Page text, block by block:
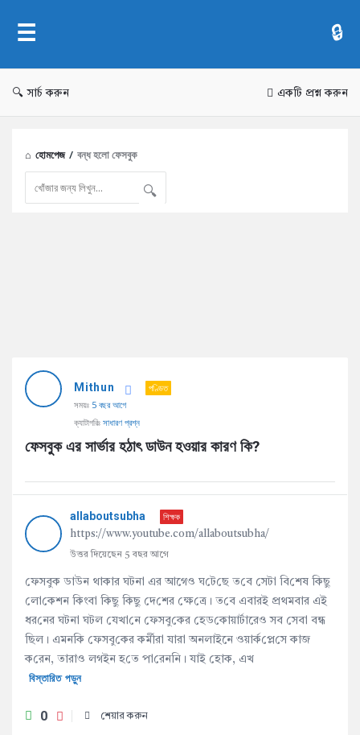
সার্চ করুন একটি প্রশ্ন করুন
হোমপেজ / বন্ধ হলো ফেসবুক
AddaBuzz.net
Latest
Mithun
পণ্ডিত
সময়ঃ 5 বছর আগে
ক্যাটাগরিঃ সাধারণ প্রশ্ন
ফেসবুক এর সার্ভার হঠাৎ ডাউন হওয়ার কারণ কি?
allaboutsubha শিক্ষক
https://www.youtube.com/allaboutsubha/
উত্তর দিয়েছেন 5 বছর আগে
ফেসবু‌ক ডাউন থাকার ঘটনা এর আগেও ঘ‌টে‌ছে ত‌বে সেটা বি‌শেষ কিছু
লো‌কেশন কিংবা কিছু কিছু দে‌শের ক্ষে‌ত্রে। ত‌বে এবারই প্রথমবার এই
ধর‌নের ঘটনা ঘট‌ল যেখা‌নে ফেসবু‌কের হেড‌কোয়ার্টারেও সব সেবা বন্ধ
ছিল। এমন‌কি ফেসবু‌কের কর্মীরা যারা অনলাইনে ওয়ার্ক‌প্লে‌সে কাজ
ক‌রেন, তারাও লগইন হ‌তে পা‌রেন‌নি। যাই হোক, এখ
বিস্তারিত পড়ুন
0 শেয়ার করুন